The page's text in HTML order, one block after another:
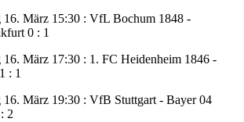
16. März 15:30 : VfL Bochum 1848 -
0 : 1
16. März 17:30 : 1. FC Heidenheim 1846 -
: 1
16. März 19:30 : VfB Stuttgart - Bayer 04
2